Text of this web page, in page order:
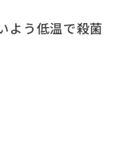
よう低温で殺菌